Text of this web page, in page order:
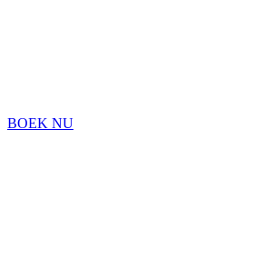
BOEK NU